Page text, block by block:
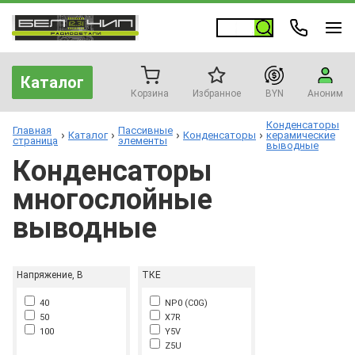
Каталог
Корзина Избранное BYN Аноним
Главная
страница
Каталог
Пассивные
элементы
Конденсаторы
Конденсаторы
керамические
выводные
Конденсаторы
многослойные
выводные
Напряжение, В
40
50
100
ТКЕ
NP0 (C0G)
X7R
Y5V
Z5U